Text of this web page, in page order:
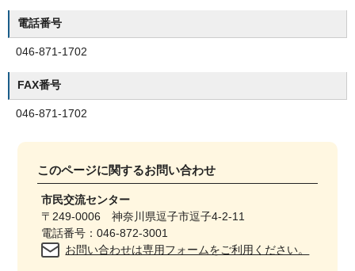
電話番号
046-871-1702
FAX番号
046-871-1702
このページに関するお問い合わせ
市民交流センター
〒249-0006 神奈川県逗子市逗子4-2-11
電話番号：046-872-3001
お問い合わせは専用フォームをご利用ください。